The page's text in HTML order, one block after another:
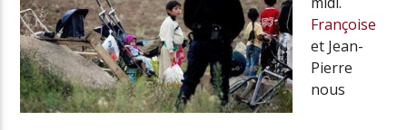
Radio Univers
Françoise
et Jean-
Pierre
nous